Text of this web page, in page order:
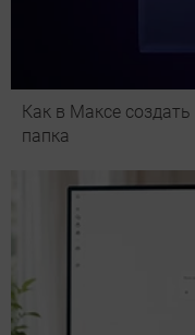
Как в Максе
папка